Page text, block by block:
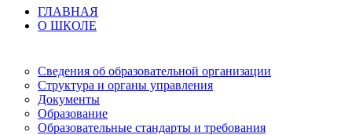
ГЛАВНАЯ
О ШКОЛЕ
Сведения об образовательной организации
Структура и органы управления
Документы
Образование
Образовательные стандарты и требования